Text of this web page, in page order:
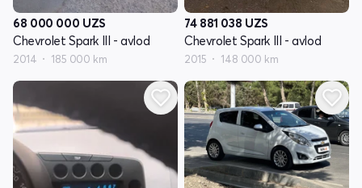
68 000 000 UZS
Chevrolet Spark III - avlod
2014 185 000 km
74 881 038 UZS
Chevrolet Spark III - avlod
2015 148 000 km